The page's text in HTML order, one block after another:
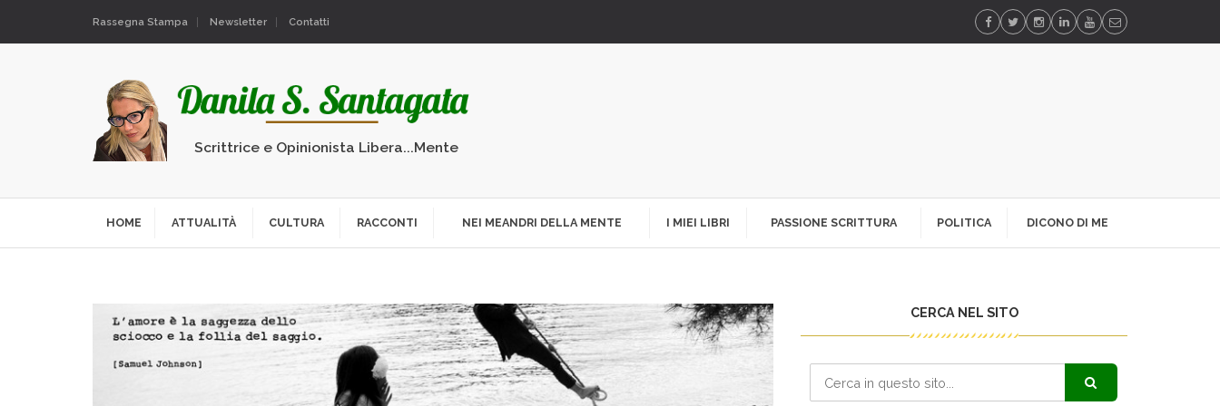
Rassegna Stampa Newsletter Contatti
Scrittrice e Opinionista Libera...Mente
HOME ATTUALITÀ CULTURA RACCONTI NEI MEANDRI DELLA MENTE I MIEI LIBRI PASSIONE SCRITTURA POLITICA DICONO DI ME
CERCA NEL SITO